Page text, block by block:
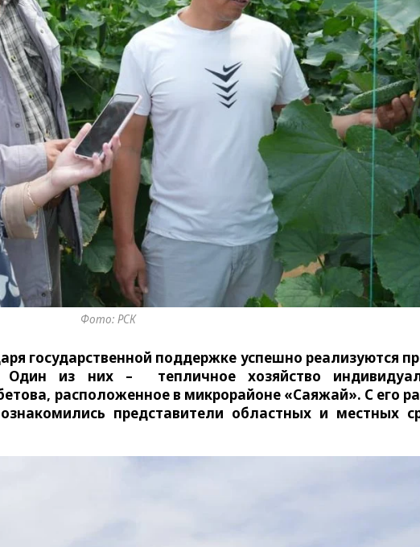
Фото: РСК
государственной поддержке успешно реализуются
Один из них – тепличное хозяйство
расположенное в микрорайоне «Саяжай». С его
представители областных и местных